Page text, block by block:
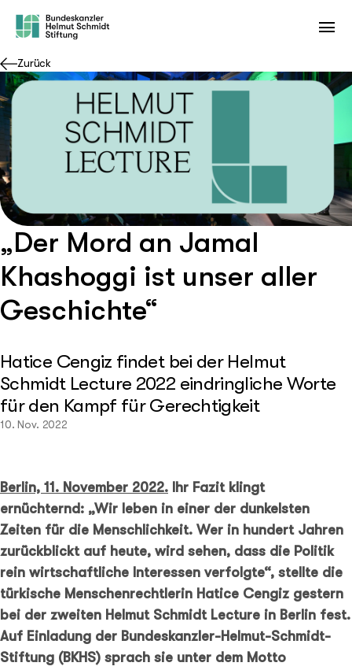
Zurück
„Der Mord an Jamal
Khashoggi ist unser aller
Geschichte“
Hatice Cengiz findet bei der Helmut
Schmidt Lecture 2022 eindringliche Worte
für den Kampf für Gerechtigkeit
10. Nov. 2022
Berlin, 11. November 2022. Ihr Fazit klingt
ernüchternd: „Wir leben in einer der dunkelsten
Zeiten für die Menschlichkeit. Wer in hundert Jahren
zurückblickt auf heute, wird sehen, dass die Politik
rein wirtschaftliche Interessen verfolgte“, stellte die
türkische Menschenrechtlerin Hatice Cengiz gestern
bei der zweiten Helmut Schmidt Lecture in Berlin fest.
Auf Einladung der Bundeskanzler-Helmut-Schmidt-
Stiftung (BKHS) sprach sie unter dem Motto